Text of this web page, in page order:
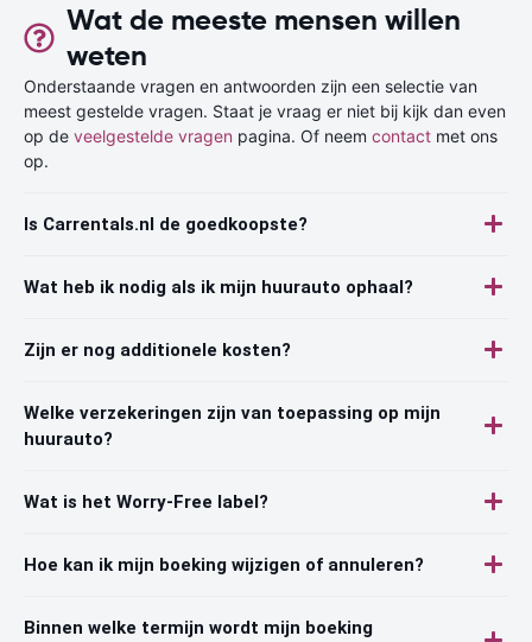
Wat de meeste mensen willen
weten
Onderstaande vragen en antwoorden zijn een selectie van
meest gestelde vragen. Staat je vraag er niet bij kijk dan even
op de veelgestelde vragen pagina. Of neem contact met ons
op.
Is Carrentals.nl de goedkoopste?
Wat heb ik nodig als ik mijn huurauto ophaal?
Zijn er nog additionele kosten?
Welke verzekeringen zijn van toepassing op mijn
huurauto?
Wat is het Worry-Free label?
Hoe kan ik mijn boeking wijzigen of annuleren?
Binnen welke termijn wordt mijn boeking